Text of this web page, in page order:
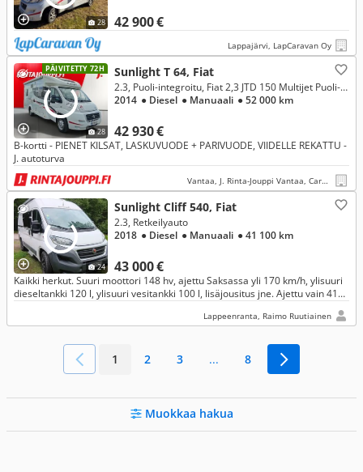
28 42 900 €
Lappajärvi, LapCaravan Oy
PÄIVITETTY 72H
28
Sunlight T 64, Fiat
42 930 €
2.3, Puoli-integroitu, Fiat 2,3 JTD 150 Multijet Puoli-integroitu
2014 ● Diesel ● Manuaali ● 52 000 km
B-kortti - PIENET KILSAT, LASKUVUODE + PARIVUODE, VIIDELLE REKATTU -
J. autoturva
Vantaa, J. Rinta-Jouppi Vantaa, Caravan
24
Sunlight Cliff 540, Fiat
43 000 €
2.3, Retkeilyauto
2018 ● Diesel ● Manuaali ● 41 100 km
Kaikki herkut. Suuri moottori 148 hv, ajettu Saksassa yli 170 km/h, ylisuuri
dieseltankki 120 l, ylisuuri vesitankki 100 l, lisäjousitus jne. Ajettu vain 41
Lappeenranta, Raimo Ruutiainen
1 2 3 ... 8
Muokkaa hakua